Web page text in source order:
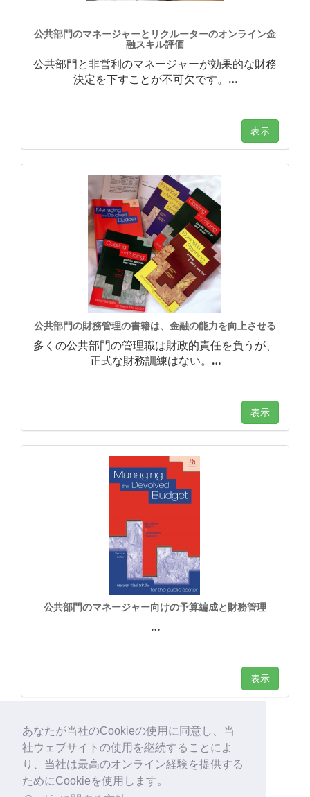
あなたが当社のCookieの使用に同意し、当
社ウェブサイトの使用を継続することによ
り、当社は最高のオンライン経験を提供する
ためにCookieを使用します。
公共部門のマネージャーとリクルーターのオンライン金
融スキル評価
公共部門と非営利のマネージャーが効果的な財務
決定を下すことが不可欠です。 …
表示
公共部門の財務管理の書籍は、金融の能力を向上させる
多くの公共部門の管理職は財政的責任を負うが、
正式な財務訓練はない。 …
表示
公共部門のマネージャー向けの予算編成と財務管理
…
表示